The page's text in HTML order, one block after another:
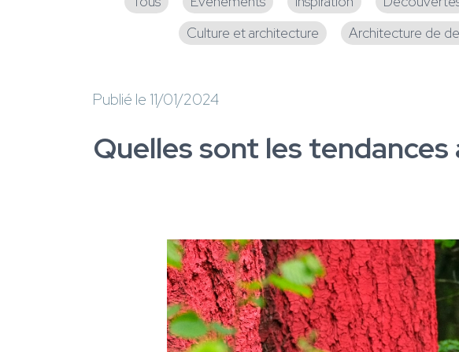
Culture et architecture
Architecture de
Publié le 11/01/2024
Quelles sont les